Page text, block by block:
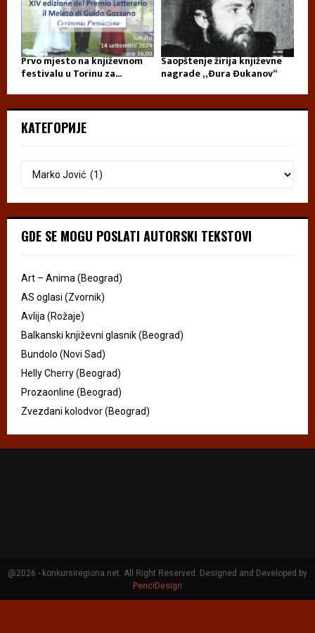
Prvo mjesto na književnom
festivalu u Torinu za...
Saopštenje žirija književne
nagrade „Đura Đukanov“
КАТЕГОРИЈЕ
GDE SE MOGU POSLATI AUTORSKI TEKSTOVI
Art – Anima (Beograd)
AS oglasi (Zvornik)
Avlija (Rožaje)
Balkanski književni glasnik (Beograd)
Bundolo (Novi Sad)
Helly Cherry (Beograd)
Prozaonline (Beograd)
Zvezdani kolodvor (Beograd)
@2026 - konkursiregiona.net. All Right Reserved. Designed and Developed by
PenciDesign